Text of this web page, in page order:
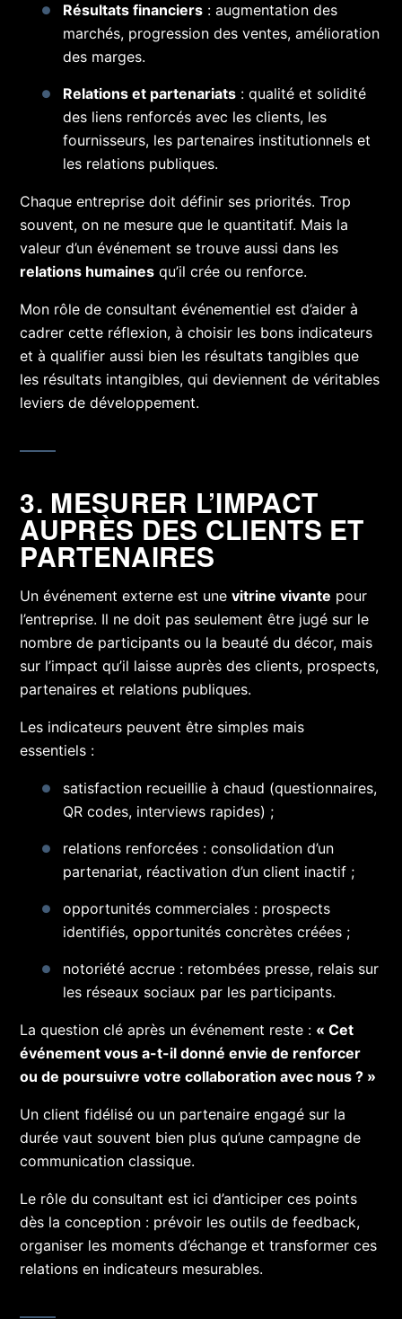
Résultats financiers : augmentation des
marchés, progression des ventes, amélioration
des marges.
Relations et partenariats : qualité et solidité
des liens renforcés avec les clients, les
fournisseurs, les partenaires institutionnels et
les relations publiques.
Chaque entreprise doit définir ses priorités. Trop
souvent, on ne mesure que le quantitatif. Mais la
valeur d’un événement se trouve aussi dans les
relations humaines qu’il crée ou renforce.
Mon rôle de consultant événementiel est d’aider à
cadrer cette réflexion, à choisir les bons indicateurs
et à qualifier aussi bien les résultats tangibles que
les résultats intangibles, qui deviennent de véritables
leviers de développement.
3. MESURER L’IMPACT
AUPRÈS DES CLIENTS ET
PARTENAIRES
Un événement externe est unevitrine vivante pour
l’entreprise. Il ne doit pas seulement être jugé sur le
nombre de participants ou la beauté du décor, mais
sur l’impact qu’il laisse auprès des clients, prospects,
partenaires et relations publiques.
Les indicateurs peuvent être simples mais
essentiels :
satisfaction recueillie à chaud (questionnaires,
QR codes, interviews rapides) ;
relations renforcées : consolidation d’un
partenariat, réactivation d’un client inactif ;
opportunités commerciales : prospects
identifiés, opportunités concrètes créées ;
notoriété accrue : retombées presse, relais sur
les réseaux sociaux par les participants.
La question clé après un événement reste : « Cet
événement vous a-t-il donné envie de renforcer
ou de poursuivre votre collaboration avec nous ? »
Un client fidélisé ou un partenaire engagé sur la
durée vaut souvent bien plus qu’une campagne de
communication classique.
Le rôle du consultant est ici d’anticiper ces points
dès la conception : prévoir les outils de feedback,
organiser les moments d’échange et transformer ces
relations en indicateurs mesurables.